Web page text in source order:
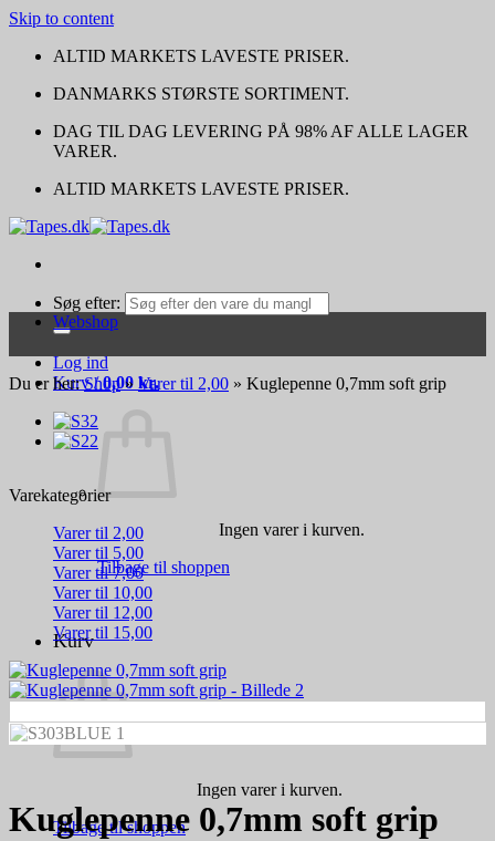
Skip to content
ALTID MARKETS LAVESTE PRISER.
DANMARKS STØRSTE SORTIMENT.
DAG TIL DAG LEVERING PÅ 98% AF ALLE LAGER
VARER.
ALTID MARKETS LAVESTE PRISER.
Søg efter:
Log ind
Kurv /0,00 kr.
Ingen varer i kurven.
Tilbage til shoppen
Kurv
Ingen varer i kurven.
Tilbage til shoppen
Webshop
Du er her: Shop» Varer til 2,00 » Kuglepenne 0,7mm soft grip
Varekategorier
Varer til 2,00
Varer til 5,00
Varer til 7,00
Varer til 10,00
Varer til 12,00
Varer til 15,00
Kuglepenne 0,7mm soft grip